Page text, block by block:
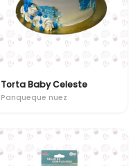
Torta Baby Celeste
Panqueque nuez